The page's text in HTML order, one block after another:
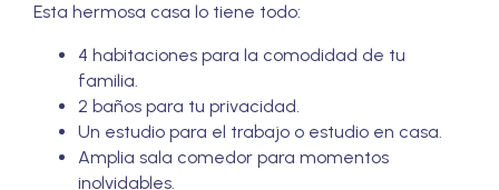
Esta hermosa casa lo tiene todo:
4 habitaciones para la comodidad de tu
familia.
2 baños para tu privacidad.
Un estudio para el trabajo o estudio en casa.
Amplia sala comedor para momentos
inolvidables.